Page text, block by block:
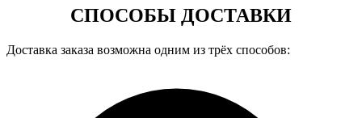
СПОСОБЫ ДОСТАВКИ
Доставка заказа возможна одним из трёх способов: